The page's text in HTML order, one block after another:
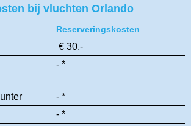
bij vluchten Orlando
Reserveringskosten
€ 30,-
- *
- *
- *